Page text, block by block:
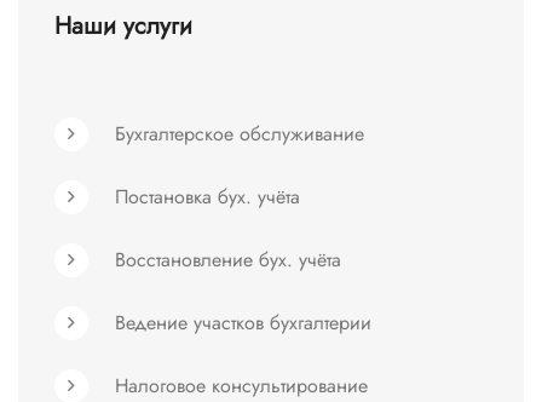
Наши услуги
Бухгалтерское обслуживание
Постановка бух. учёта
Восстановление бух. учёта
Ведение участков бухгалтерии
Налоговое консультирование